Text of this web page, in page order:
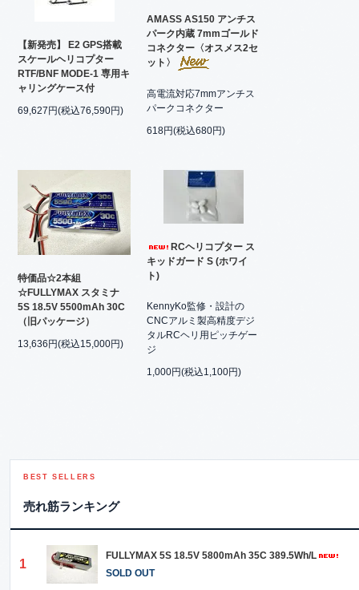
【新発売】 E2 GPS搭載
スケールヘリコプター
RTF/BNF MODE-1 専用キ
ャリングケース付
69,627円(税込76,590円)
AMASS AS150 アンチス
パーク内蔵 7mmゴールド
コネクター〈オスメス2セ
ット〉
高電流対応7mmアンチス
パークコネクター
618円(税込680円)
特価品☆2本組
☆FULLYMAX スタミナ
5S 18.5V 5500mAh 30C
（旧パッケージ）
13,636円(税込15,000円)
RCヘリコプター ス
キッドガード S (ホワイ
ト)
KennyKo監修・設計の
CNCアルミ製高精度デジ
タルRCヘリ用ピッチゲー
ジ
1,000円(税込1,100円)
BEST SELLERS
売れ筋ランキング
1
FULLYMAX 5S 18.5V 5800mAh 35C 389.5Wh/L
SOLD OUT